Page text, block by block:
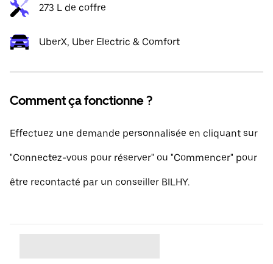
273 L de coffre
UberX, Uber Electric & Comfort
Comment ça fonctionne ?
Effectuez une demande personnalisée en cliquant sur
"Connectez-vous pour réserver" ou "Commencer" pour
être recontacté par un conseiller BILHY.